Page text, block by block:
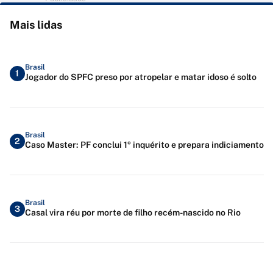
Mais lidas
1
Brasil
Jogador do SPFC preso por atropelar e matar idoso é solto
2
Brasil
Caso Master: PF conclui 1º inquérito e prepara indiciamento
3
Brasil
Casal vira réu por morte de filho recém-nascido no Rio